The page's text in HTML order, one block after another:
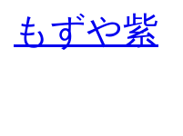
もずや紫